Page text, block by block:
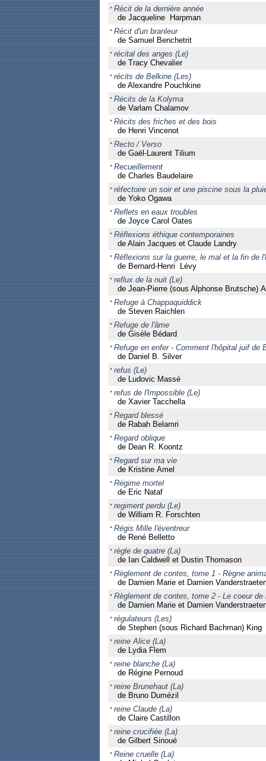
Récit de la dernière année
de Jacqueline Harpman
Récit d'un branleur
de Samuel Benchetrit
récital des anges (Le)
de Tracy Chevalier
récits de Belkine (Les)
de Alexandre Pouchkine
Récits de la Kolyma
de Varlam Chalamov
Récits des friches et des bois
de Henri Vincenot
Recto / Verso
de Gaël-Laurent Tilium
Recueillement
de Charles Baudelaire
réfectoire un soir et une piscine sous la
de Yoko Ogawa
Reflets en eaux troubles
de Joyce Carol Oates
Réflexions éthique contemporaines
de Alain Jacques et Claude Landry
Réflexions sur la guerre, le mal et la fin de
de Bernard-Henri Lévy
reflux de la nuit (Le)
de Jean-Pierre (sous Alphonse Brutsche)
Refuge à Chappaquiddick
de Steven Raichlen
Refuge de l'âme
de Gisèle Bédard
Refuge en enfer - Comment l'hôpital juif de
de Daniel B. Silver
refus (Le)
de Ludovic Massé
refus de l'Impossible (Le)
de Xavier Tacchella
Regard blessé
de Rabah Belamri
Regard oblique
de Dean R. Koontz
Regard sur ma vie
de Kristine Amel
Régime mortel
de Eric Nataf
regiment perdu (Le)
de William R. Forschten
Régis Mille l'éventreur
de René Belletto
règle de quatre (La)
de Ian Caldwell et Dustin Thomason
Règlement de contes, tome 1 - Règne
de Damien Marie et Damien
Règlement de contes, tome 2 - Le coeur de
de Damien Marie et Damien
régulateurs (Les)
de Stephen (sous Richard Bachman) King
reine Alice (La)
de Lydia Flem
reine blanche (La)
de Régine Pernoud
reine Brunehaut (La)
de Bruno Dumézil
reine Claude (La)
de Claire Castillon
reine crucifiée (La)
de Gilbert Sinoué
Reine cruelle (La)